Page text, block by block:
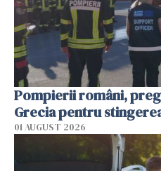
Pompierii români,
Grecia pentru
01 AUGUST 2026